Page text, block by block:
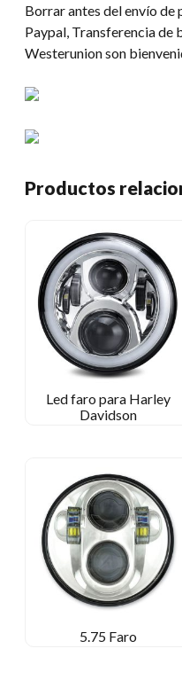
Borrar antes del envío de
Paypal, Transferencia de
Westerunion son
Productos
Led faro para Harley
Davidson
5.75 Faro